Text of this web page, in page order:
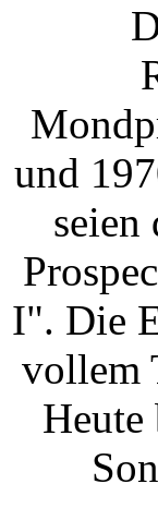
und
I". Die
vollem
Heute